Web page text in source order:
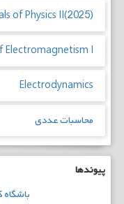
of Physics II(2025)
Electromagnetism I
Electrodynamics
محاسبات عددی
پیوندها
باشگاه